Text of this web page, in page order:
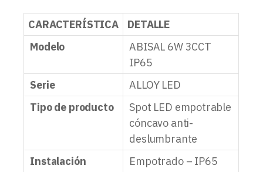
CARACTERÍSTICA
DETALLE
Modelo
ABISAL 6W 3CCT
IP65
Serie
ALLOY LED
Tipo de producto
Spot LED empotrable
cóncavo anti-
deslumbrante
Instalación
Empotrado – IP65